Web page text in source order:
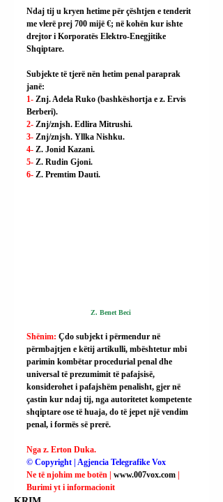
Ndaj tij u kryen hetime për çështjen e tenderit
me vlerë prej 700 mijë €; në kohën kur ishte
drejtor i Korporatës Elektro-Enegjitike
Shqiptare.
Subjekte të tjerë nën hetim penal paraprak
janë:
1- Znj. Adela Ruko (bashkëshortja e z. Ervis
Berberi).
2- Znj/znjsh. Edlira Mitrushi.
3- Znj/znjsh. Yllka Nishku.
4- Z. Jonid Kazani.
5- Z. Rudin Gjoni.
6- Z. Premtim Dauti.
Z. Benet Beci
Shënim: Çdo subjekt i përmendur në
përmbajtjen e këtij artikulli, mbështetur mbi
parimin kombëtar procedurial penal dhe
universal të prezumimit të pafajsisë,
konsiderohet i pafajshëm penalisht, gjer në
çastin kur ndaj tij, nga autoritetet kompetente
shqiptare ose të huaja, do të jepet një vendim
penal, i formës së prerë.
Nga z. Erton Duka.
© Copyright | Agjencia Telegrafike Vox
Ne të njohim me botën | www.007vox.com |
Burimi yt i informacionit